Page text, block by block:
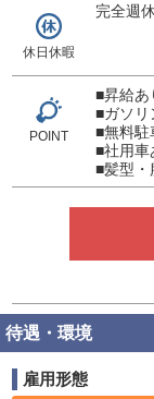
休日休暇
完全週
POINT
■昇給あ
■ガソリ
■無料駐
■社用車
■髪型・
待遇・環境
雇用形態